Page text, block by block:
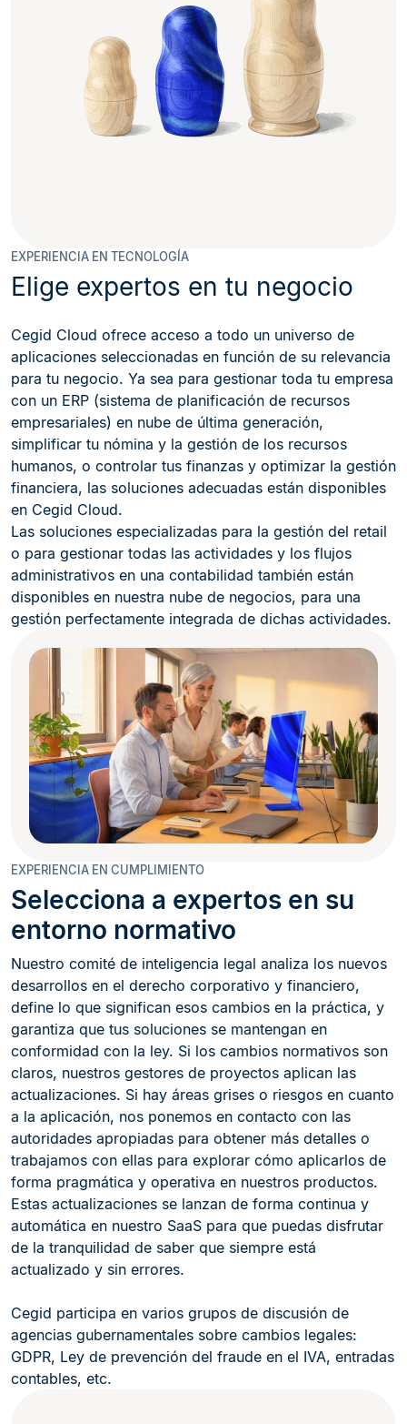
EXPERIENCIA EN TECNOLOGÍA
Elige expertos en tu negocio
Cegid Cloud ofrece acceso a todo un universo de
aplicaciones seleccionadas en función de su relevancia
para tu negocio. Ya sea para gestionar toda tu empresa
con un ERP (sistema de planificación de recursos
empresariales) en nube de última generación,
simplificar tu nómina y la gestión de los recursos
humanos, o controlar tus finanzas y optimizar la gestión
financiera, las soluciones adecuadas están disponibles
en Cegid Cloud.
Las soluciones especializadas para la gestión del retail
o para gestionar todas las actividades y los flujos
administrativos en una contabilidad también están
disponibles en nuestra nube de negocios, para una
gestión perfectamente integrada de dichas actividades.
EXPERIENCIA EN CUMPLIMIENTO
Selecciona a expertos en su
entorno normativo
Nuestro comité de inteligencia legal analiza los nuevos
desarrollos en el derecho corporativo y financiero,
define lo que significan esos cambios en la práctica, y
garantiza que tus soluciones se mantengan en
conformidad con la ley. Si los cambios normativos son
claros, nuestros gestores de proyectos aplican las
actualizaciones. Si hay áreas grises o riesgos en cuanto
a la aplicación, nos ponemos en contacto con las
autoridades apropiadas para obtener más detalles o
trabajamos con ellas para explorar cómo aplicarlos de
forma pragmática y operativa en nuestros productos.
Estas actualizaciones se lanzan de forma continua y
automática en nuestro SaaS para que puedas disfrutar
de la tranquilidad de saber que siempre está
actualizado y sin errores.
Cegid participa en varios grupos de discusión de
agencias gubernamentales sobre cambios legales:
GDPR, Ley de prevención del fraude en el IVA, entradas
contables, etc.